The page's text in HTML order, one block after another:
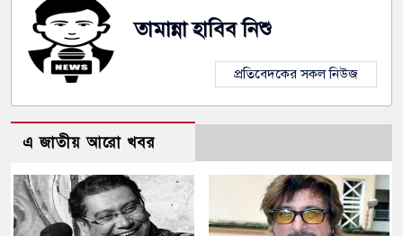
তামান্না হাবিব নিশু
প্রতিবেদকের সকল নিউজ
এ জাতীয় আরো খবর